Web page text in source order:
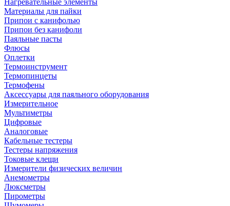
Нагревательные элементы
Материалы для пайки
Припои с канифолью
Припои без канифоли
Паяльные пасты
Флюсы
Оплетки
Термоинструмент
Термопинцеты
Термофены
Аксессуары для паяльного оборудования
Измерительное
Мультиметры
Цифровые
Аналоговые
Кабельные тестеры
Тестеры напряжения
Токовые клещи
Измерители физических величин
Анемометры
Люксметры
Пирометры